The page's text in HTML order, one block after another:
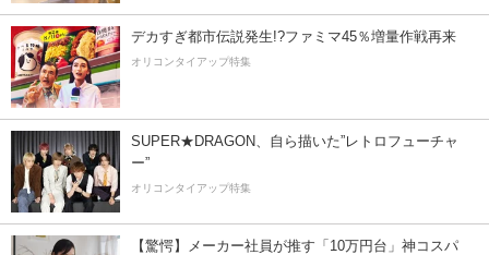
デカすぎ都市伝説発生!?ファミマ45％増量作戦再来
オリコンタイアップ特集
SUPER★DRAGON、自ら描いた”レトロフューチャ
ー”
オリコンタイアップ特集
【驚愕】メーカー社員が推す「10万円台」神コスパ